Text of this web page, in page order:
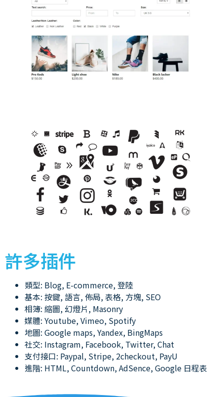
許多插件
類型: Blog, E-commerce, 登陸
基本: 按鍵, 語言, 佈局, 表格, 方塊, SEO
相簿: 縮圖, 幻燈片, Masonry
媒體: Youtube, Vimeo, Spotify
地圖: Google maps, Yandex, BingMaps
社交: Instagram, Facebook, Twitter, Chat
支付接口: Paypal, Stripe, 2checkout, PayU
進階: HTML, Countdown, AdSence, Google 日程表